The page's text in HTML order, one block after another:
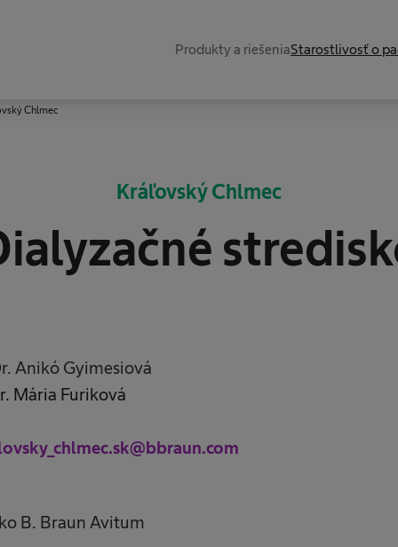
Produkty a riešeniaStarostlivosť o
Chlmec
Kráľovský Chlmec
Anikó Gyimesiová
Mária Furiková
B. Braun Avitum